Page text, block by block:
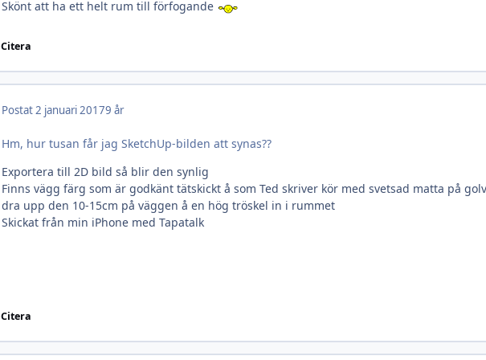
Skönt att ha ett helt rum till förfogande
Citera
Postat2 januari 20179 år
Hm, hur tusan får jag SketchUp-bilden att synas??
Exportera till 2D bild så blir den synlig
Finns vägg färg som är godkänt tätskickt å som Ted skriver kör med svetsad matta på
dra upp den 10-15cm på väggen å en hög tröskel in i rummet
Skickat från min iPhone med Tapatalk
Citera